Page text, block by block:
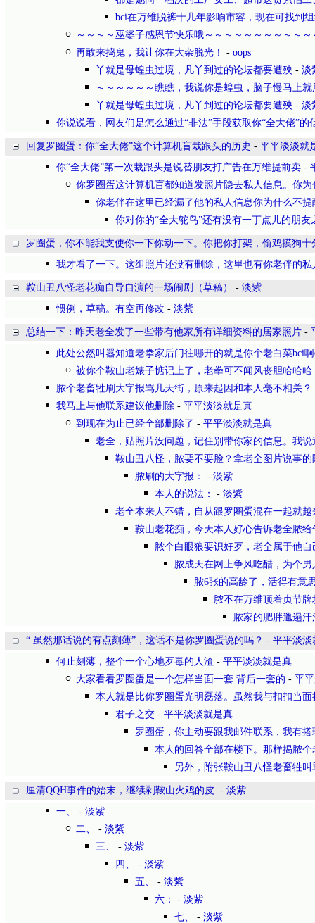
bci在万维脱裤十几年影响市容，现在可找到
～～～～巫婆子感恩节快乐哦～～～～～～～～～～
再敢来捣鬼，我让你在大杂脱光！
- oops
丫就是母蝗虫过境，凡丫到过的论坛都要遭殃 - 淡
～～～～～～瞧瞧，我说你是蝗虫，脑子慢马上
丫就是母蝗虫过境，凡丫到过的论坛都要遭殃 - 淡
你说说看，网友们是怎么通过“非法”手段获取你“全大佬”的
回复罗圈蛋：你“全大佬”这个计算机盲栽跟头的历史 - 平平淡淡就
你“全大佬”第一次栽跟头是说替朋友打广告在万维提前卖 -
你罗圈蛋这计算机盲都知道发照片隐去私人信息。你
你老伴在这里已经漏了他的私人信息你为什么不提
你对你的“全大鸵鸟”还有没有一丁点儿的朋友
罗圈蛋，你不能我支使你一下你动一下。你把你打架，偷鸡摸狗十
我才看了一下。这组照片还没有删除，这里也有你老伴的私
鞍山丑八怪老花痴自导自演的一场闹剧（草稿） - 淡紫
惯例，草稿。有空再修改 - 淡紫
总结一下：昨天老全发了一些带有他家所有详细资料的居家照片 -
此处公然叫嚣知道老拳家后门往哪开的就是你个老白菜bci
被你个鞍山老婊子惦记上了，老拳可不闻风丧胆哈哈哈
脓个老畜牲刷大字报骂几天街，原来起因和本人毫不相关？
我马上与他联系建议他删除 - 平平淡淡就是真
到现在为止已经全部删除了 - 平平淡淡就是真
老全，贴照片没问题，记住别带你家的信息。我
鞍山丑八怪，脓要不要脸？拿老全图片说事
脓刷的大字报：
- 淡紫
本人的说法：
- 淡紫
老全本来人不错，自从跟罗圈蛋混在一起就
鞍山老花痴，今天本人好心告诉老全脓
脓个白眼狼要识好歹，老全属于他
脓成天在网上争风吃醋，为个
脓6张的高龄了，活得有意
脓不在万维顶着贞节
脓家的肥胖邋遢
“ 虽然那话说的有点刻薄”，这话不是你罗圈蛋说的吗？ - 平平淡淡
何止刻薄，整个一个心地歹毒的人渣 - 平平淡淡就是真
大家看看罗圈蛋是一个怎样当面一套 背后一套的 - 平
本人就是比你罗圈蛋光明磊落。虽然我与扣扣当面
君子之交 - 平平淡淡就是真
罗圈蛋，你主动要跟我邮件联系，我有搭
本人的回答全部在楼下。那样揭脓
另外，附张鞍山丑八怪老畜牲
厘清QQH事件的始末，继续剥鞍山火鸡的皮: - 淡紫
一、
- 淡紫
二、
- 淡紫
三、
- 淡紫
四、
- 淡紫
五、
- 淡紫
六：
- 淡紫
七、
- 淡紫